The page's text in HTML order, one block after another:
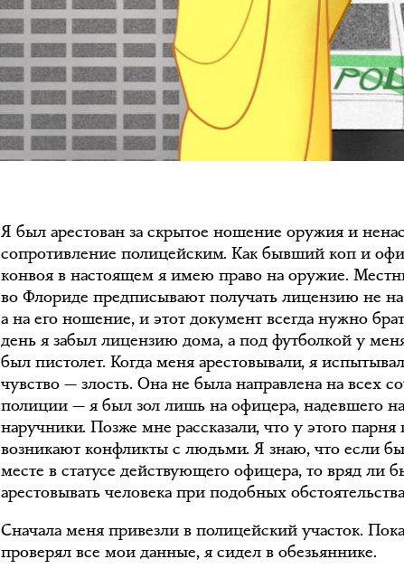
Я был арестован за скрытое ношение оружия и
сопротивление полицейским. Как бывший коп и
конвоя в настоящем я имею право на оружие.
во Флориде предписывают получать лицензию не
а на его ношение, и этот документ всегда нужно
день я забыл лицензию дома, а под футболкой у
был пистолет. Когда меня арестовывали, я
чувство — злость. Она не была направлена на всех
полиции — я был зол лишь на офицера, надевшего
наручники. Позже мне рассказали, что у этого парня
возникают конфликты с людьми. Я знаю, что если
месте в статусе действующего офицера, то вряд ли
арестовывать человека при подобных
Сначала меня привезли в полицейский участок.
проверял все мои данные, я сидел в обезьяннике.